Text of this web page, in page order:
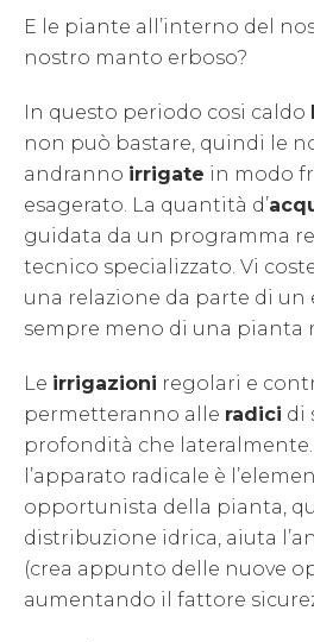
E le piante all’interno del
nostro manto erboso?
In questo periodo cosi caldo
non può bastare, quindi le
andranno irrigate in modo
esagerato. La quantità d’
guidata da un programma
tecnico specializzato. Vi
una relazione da parte di un
sempre meno di una pianta
Le irrigazioni regolari e
permetteranno alle radici di
profondità che
l’apparato radicale è
opportunista della pianta,
distribuzione idrica, aiuta
(crea appunto delle nuove
aumentando il fattore